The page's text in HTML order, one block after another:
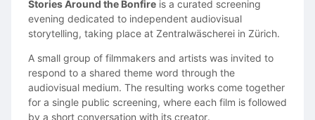
NOAH is a cinematic two-scene showreel project
created with the ambition of delivering the emotional
Rather than creating a conventional showreel, our goal
is to tell a compelling story through authentic
performances, cinematic visuals, and high production
value.
Stories Around the Bonfire is a curated screening
evening dedicated to independent audiovisual
storytelling, taking place at Zentralwäscherei in Zürich.
A small group of filmmakers and artists was invited to
respond to a shared theme word through the
audiovisual medium. The resulting works come together
for a single public screening, where each film is followed
by a short conversation with its creator.